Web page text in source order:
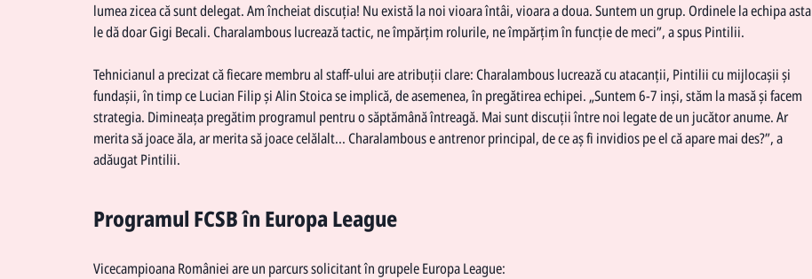
lumea zicea că sunt delegat. Am încheiat discuția! Nu există la noi vioara întâi, vioara a doua. Suntem un grup. Ordinele la echipa asta
le dă doar Gigi Becali. Charalambous lucrează tactic, ne împărțim rolurile, ne împărțim în funcție de meci”, a spus Pintilii.
Tehnicianul a precizat că fiecare membru al staff-ului are atribuții clare: Charalambous lucrează cu atacanții, Pintilii cu mijlocașii și
fundașii, în timp ce Lucian Filip și Alin Stoica se implică, de asemenea, în pregătirea echipei. „Suntem 6-7 inși, stăm la masă și facem
strategia. Dimineața pregătim programul pentru o săptămână întreagă. Mai sunt discuții între noi legate de un jucător anume. Ar
merita să joace ăla, ar merita să joace celălalt... Charalambous e antrenor principal, de ce aș fi invidios pe el că apare mai des?”, a
adăugat Pintilii.
Programul FCSB în Europa League
Vicecampioana României are un parcurs solicitant în grupele Europa League: